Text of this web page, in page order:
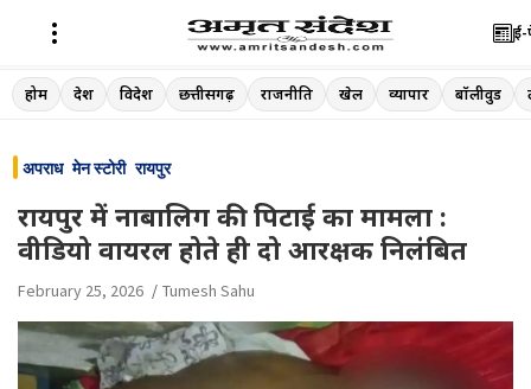
Skip
to
ई-
होम देश विदेश छत्तीसगढ़ राजनीति खेल व्यापार बॉलीवुड
अपराध मेन स्टोरी रायपुर
रायपुर में नाबालिग की पिटाई का मामला :
वीडियो वायरल होते ही दो आरक्षक निलंबित
February 25, 2026 Tumesh Sahu